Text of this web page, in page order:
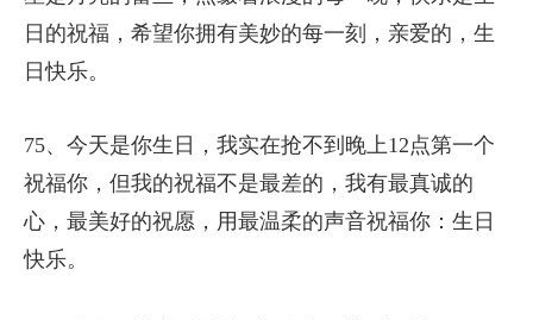
日的祝福，希望你拥有美妙的每一刻，亲爱的，生
日快乐。
75、今天是你生日，我实在抢不到晚上12点第一个
祝福你，但我的祝福不是最差的，我有最真诚的
心，最美好的祝愿，用最温柔的声音祝福你：生日
快乐。